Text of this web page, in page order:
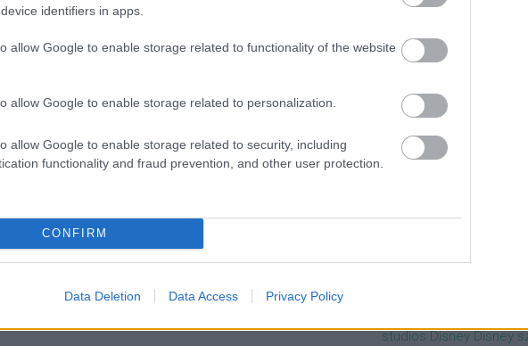
identifiers in apps.
allow Google to enable storage related to functionality of the website
allow Google to enable storage related to personalization.
allow Google to enable storage related to security, including
functionality and fraud prevention, and other user protection.
CONFIRM
Data Deletion Data Access Privacy Policy
Csiby
Csillagok Háborúja
Csomós Mari
Csuha Lajos
Csurka László
Csűrös
Czető
Czigány Judit
Czvetkó
Greer
Days of Future Past
Rozsomák Dead To Me
studios Disney Disney